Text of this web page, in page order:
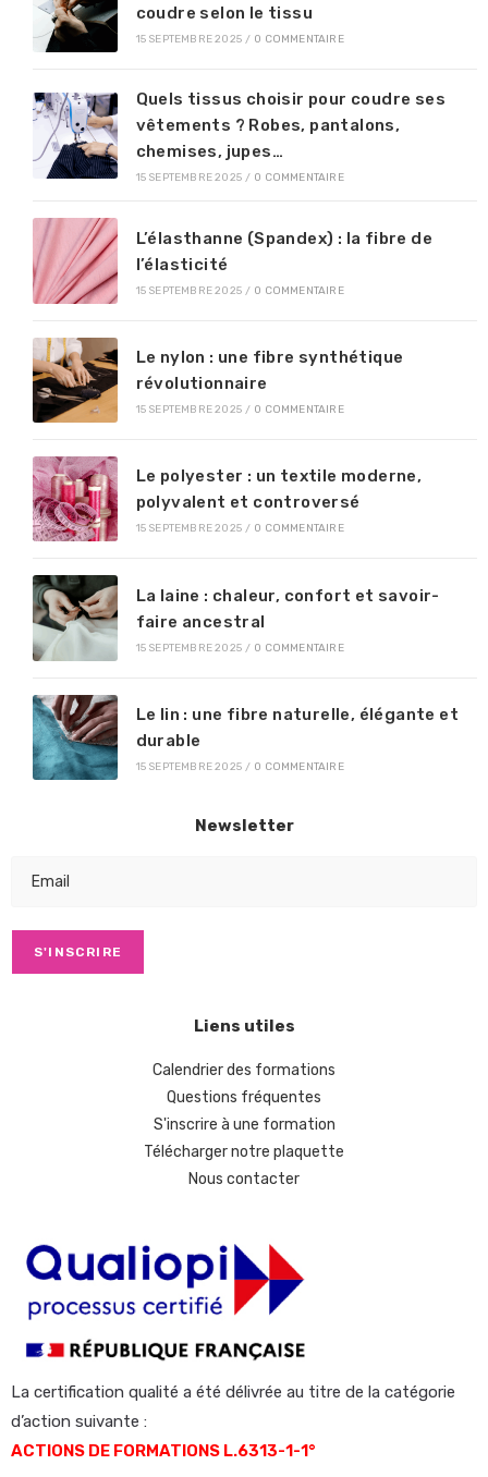
coudre selon le tissu
15 SEPTEMBRE 2025 / 0 COMMENTAIRE
Quels tissus choisir pour coudre ses
vêtements ? Robes, pantalons,
chemises, jupes…
15 SEPTEMBRE 2025 / 0 COMMENTAIRE
L’élasthanne (Spandex) : la fibre de
l’élasticité
15 SEPTEMBRE 2025 / 0 COMMENTAIRE
Le nylon : une fibre synthétique
révolutionnaire
15 SEPTEMBRE 2025 / 0 COMMENTAIRE
Le polyester : un textile moderne,
polyvalent et controversé
15 SEPTEMBRE 2025 / 0 COMMENTAIRE
La laine : chaleur, confort et savoir-
faire ancestral
15 SEPTEMBRE 2025 / 0 COMMENTAIRE
Le lin : une fibre naturelle, élégante et
durable
15 SEPTEMBRE 2025 / 0 COMMENTAIRE
Newsletter
Liens utiles
Calendrier des formations
Questions fréquentes
S'inscrire à une formation
Télécharger notre plaquette
Nous contacter
La certification qualité a été délivrée au titre de la catégorie
d’action suivante :
ACTIONS DE FORMATIONS L.6313-1-1°